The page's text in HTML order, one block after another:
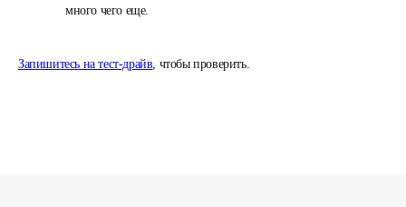
много чего еще.
Запишитесь на тест-драйв, чтобы проверить.